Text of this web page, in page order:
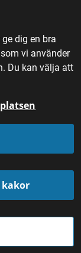
dig en bra
vi använder
Du kan välja att
kakor